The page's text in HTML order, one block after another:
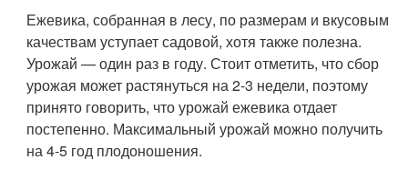
Ежевика, собранная в лесу, по размерам и вкусовым
качествам уступает садовой, хотя также полезна.
Урожай — один раз в году. Стоит отметить, что сбор
урожая может растянуться на 2-3 недели, поэтому
принято говорить, что урожай ежевика отдает
постепенно. Максимальный урожай можно получить
на 4-5 год плодоношения.